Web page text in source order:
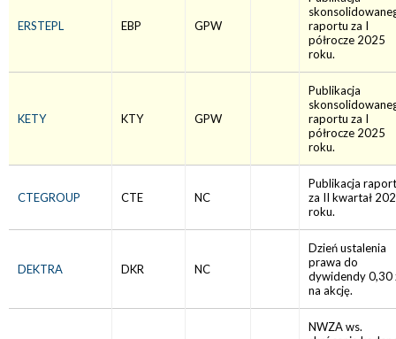
ERSTEPL EBP GPW
raportu za I
półrocze 2025
roku.
KETY KTY GPW
Publikacja
raportu za I
półrocze 2025
roku.
CTEGROUP CTE NC
Publikacja
za II kwartał
roku.
DEKTRA DKR NC
Dzień ustalenia
prawa do
dywidendy 0,30
na akcję.
NWZA ws.